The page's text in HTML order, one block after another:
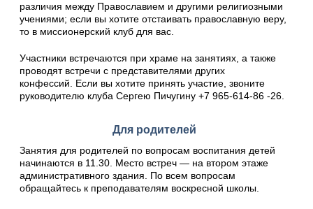
различия между Православием и другими религиозными
учениями; если вы хотите отстаивать православную веру,
то в миссионерский клуб для вас.
Участники встречаются при храме на занятиях, а также
проводят встречи с представителями других
конфессий. Если вы хотите принять участие, звоните
руководителю клуба Сергею Пичугину +7 965-614-86 -26.
Для родителей
Занятия для родителей по вопросам воспитания детей
начинаются в 11.30. Место встреч — на втором этаже
административного здания. По всем вопросам
обращайтесь к преподавателям воскресной школы.